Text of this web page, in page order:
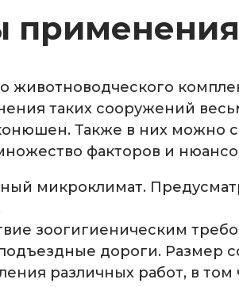
применения
животноводческого
таких сооружений
Также в них можно
факторов и
микроклимат.
зоогигиеническим
дороги. Размер
различных работ, в